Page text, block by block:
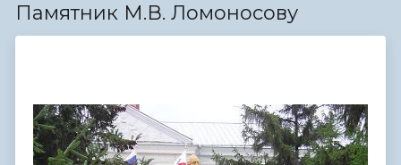
Памятник М.В. Ломоносову